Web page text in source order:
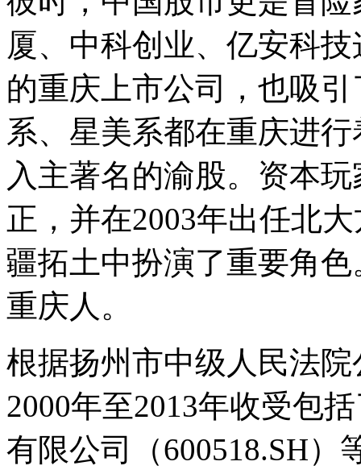
厦、中科创业、亿安科
的重庆上市公司，也吸
系、星美系都在重庆进
入主著名的渝股。资本
正，并在2003年出任北
疆拓土中扮演了重要角
重庆人。
根据扬州市中级人民法
2000年至2013年收受包
有限公司（600518.SH